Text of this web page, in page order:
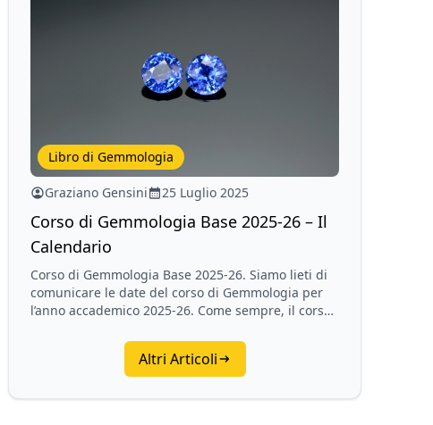
Libro di Gemmologia
Graziano Gensini 25 Luglio 2025
Corso di Gemmologia Base 2025-26 – Il
Calendario
Corso di Gemmologia Base 2025-26. Siamo lieti di
comunicare le date del corso di Gemmologia per
l’anno accademico 2025-26. Come sempre, il corso
Altri Articoli